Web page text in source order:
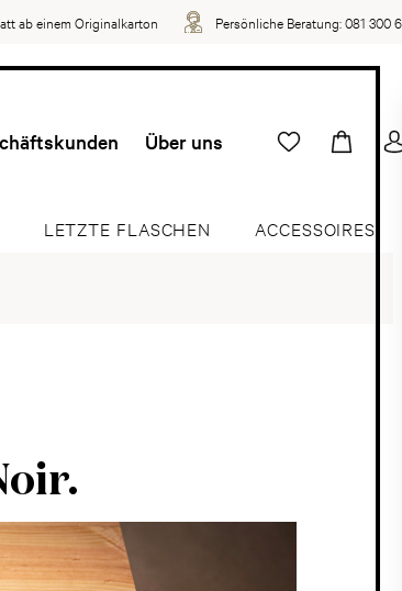
ab einem Originalkarton Persönliche Beratung:081 300
Über uns
LETZTE FLASCHEN ACCESSOIRES